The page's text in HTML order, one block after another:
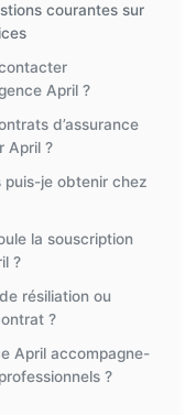
courantes sur
April ?
d’assurance
April ?
puis-je obtenir chez
la souscription
?
résiliation ou
?
April accompagne-
?